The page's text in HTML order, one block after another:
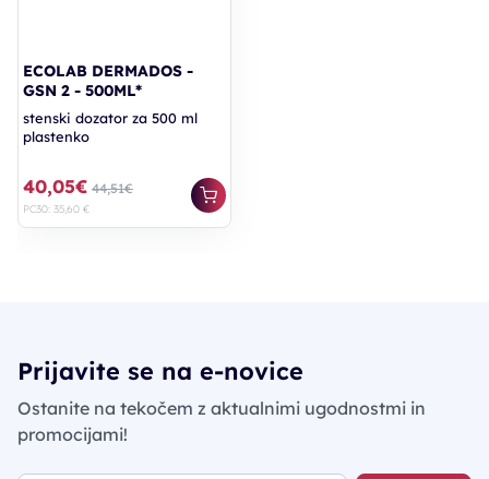
ECOLAB DERMADOS -
GSN 2 - 500ML*
stenski dozator za 500 ml
plastenko
40,05€ 44,51€
PC30: 35,60 €
Prijavite se na e-novice
Ostanite na tekočem z aktualnimi ugodnostmi in
promocijami!